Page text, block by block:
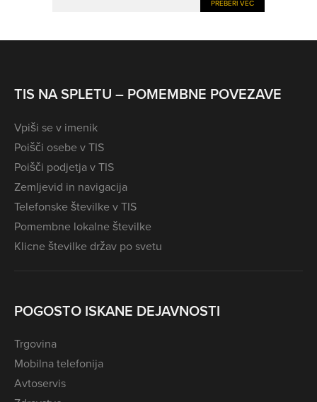
PREBERI VEČ
TIS NA SPLETU – POMEMBNE POVEZAVE
Vpiši se v imenik
Poišči osebe v TIS
Poišči podjetja v TIS
Zemljevid in navigacija
Telefonske številke v TIS
Pomembne lokalne številke
Klicne številke držav po svetu
POGOSTO ISKANE DEJAVNOSTI
Trgovina
Mobilna telefonija
Avtoservis